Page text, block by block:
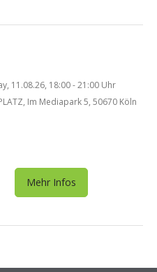
11.08.26, 18:00 - 21:00 Uhr
Im Mediapark 5, 50670 Köln
Mehr Infos